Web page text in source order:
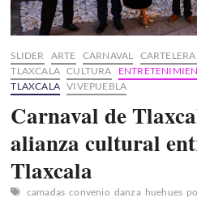
SLIDER ARTE CARNAVAL
TLAXCALA CULTURA
TLAXCALA VIVEPUEBLA
Carnaval de
alianza cultural
Tlaxcala
camadas convenio danza huehues